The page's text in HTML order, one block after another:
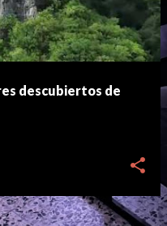
descubiertos de